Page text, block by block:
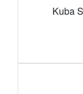
Kuba